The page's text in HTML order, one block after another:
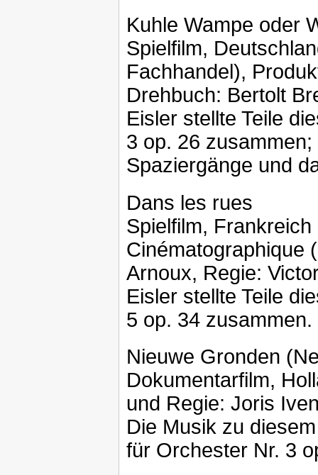
Kuhle Wampe oder
Spielfilm,
Fachhandel),
Drehbuch: Bertolt
Eisler stellte Teile
3 op. 26
Spaziergänge und
Dans les rues
Spielfilm,
Cinématographique
Arnoux, Regie:
Eisler stellte Teile
5 op. 34 zusammen.
Nieuwe Gronden
Dokumentarfilm,
und Regie: Joris
Die Musik zu
für Orchester Nr. 3